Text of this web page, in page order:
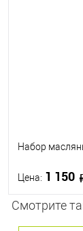
Набор
Цена: 1 150
Смотрите